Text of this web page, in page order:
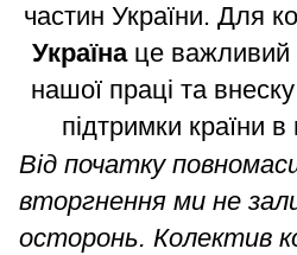
частин України. Для
Українаце важливий
нашої праці та
підтримки країни
Від початку
вторгнення ми не
осторонь. Колектив